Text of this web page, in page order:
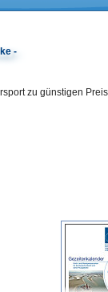
-
zu günstigen